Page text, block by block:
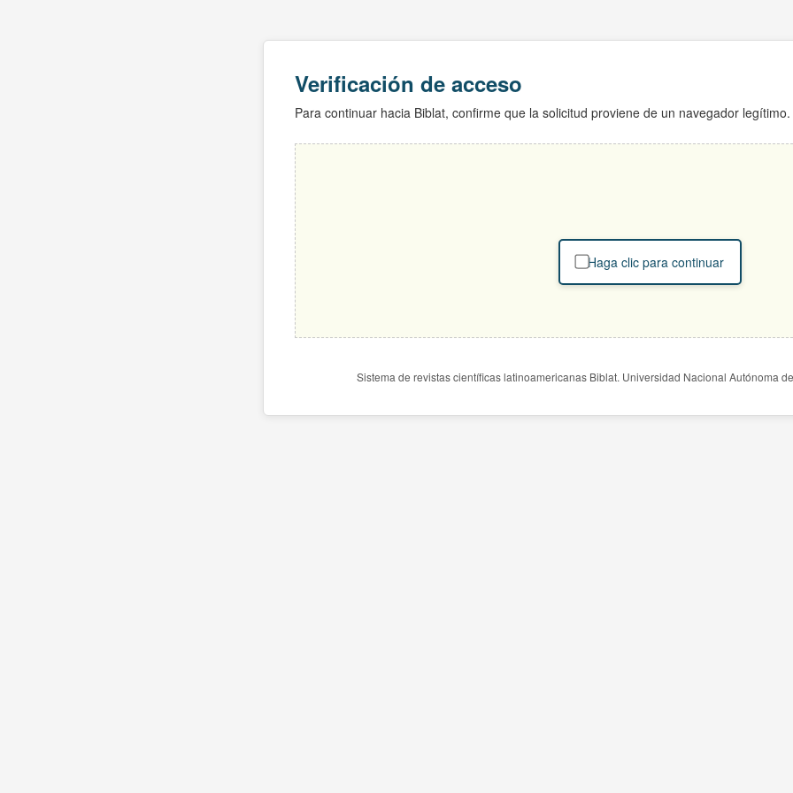
Verificación de acceso
Para continuar hacia Biblat, confirme que la solicitud proviene de un navegador legítimo.
Haga clic para continuar
Sistema de revistas científicas latinoamericanas Biblat. Universidad Nacional Autónoma